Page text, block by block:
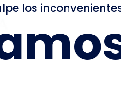
los